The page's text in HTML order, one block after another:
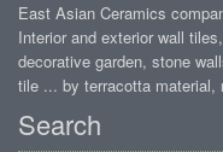
East Asian Ceramics
Interior and exterior wall
decorative garden, stone
tile ... by terracotta material,
Search